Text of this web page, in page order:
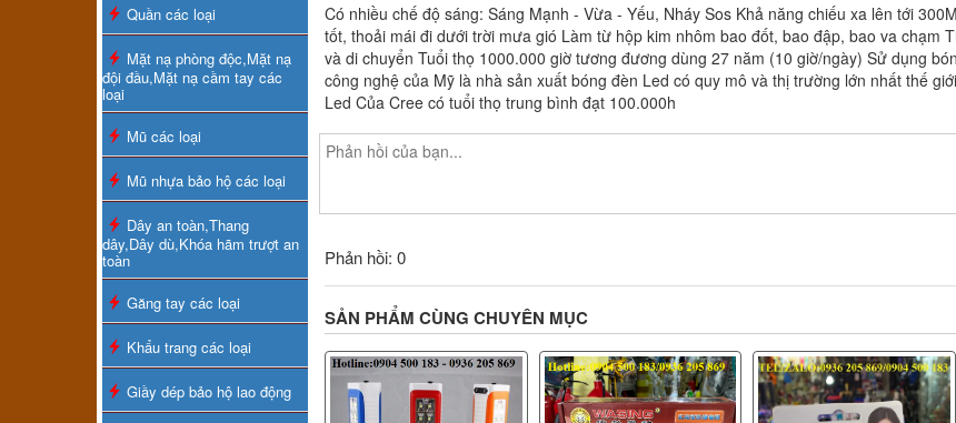
Quần các loại
Mặt nạ phòng độc,Mặt nạ
đội đầu,Mặt nạ cầm tay các
loại
Mũ các loại
Mũ nhựa bảo hộ các loại
Dây an toàn,Thang
dây,Dây dù,Khóa hãm trượt an
toàn
Găng tay các loại
Khẩu trang các loại
Giầy dép bảo hộ lao động
Có nhiều chế độ sáng: Sáng Mạnh - Vừa - Yếu, Nháy Sos Khả năng chiếu xa lên tới
tốt, thoải mái đi dưới trời mưa gió Làm từ hộp kim nhôm bao đốt, bao đập, bao va chạm
và di chuyển Tuổi thọ 1000.000 giờ tương đương dùng 27 năm (10 giờ/ngày) Sử dụng
công nghệ của Mỹ là nhà sản xuất bóng đèn Led có quy mô và thị trường lớn nhất thế
Led Của Cree có tuổi thọ trung bình đạt 100.000h
Phản hồi: 0
SẢN PHẨM CÙNG CHUYÊN MỤC